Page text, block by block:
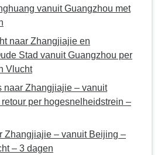
vanuit Guangzhou met
naar Zhangjiajie en
Stad vanuit Guangzhou per
Vlucht
naar Zhangjiajie – vanuit
per hogesnelheidstrein –
Zhangjiajie – vanuit Beijing –
– 3 dagen